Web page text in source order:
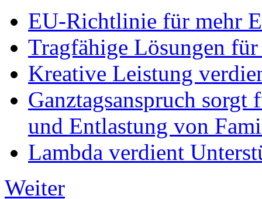
EU-Richtlinie für mehr
Tragfähige Lösungen
Kreative Leistung
Ganztagsanspruch
und Entlastung von
Lambda verdient
Weiter